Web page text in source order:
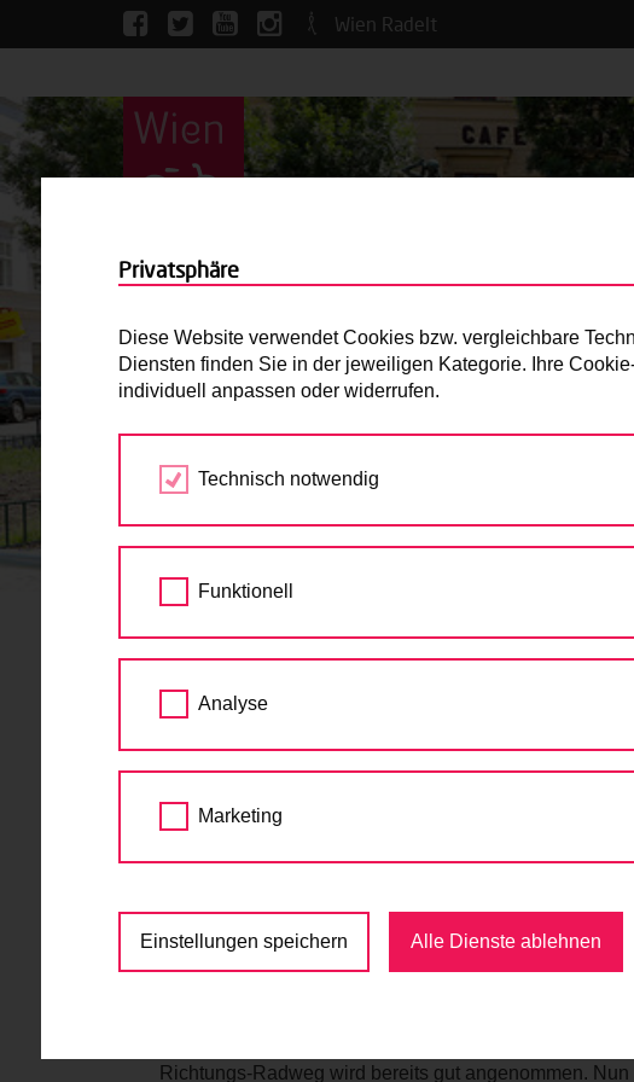
Wien Radelt
STARTSEITE AKTUELLES AB SOMMER
Ab Sommer
auf Wiedner Hauptstraße
10.03.2026
Radverbindung vom Karlsplatz bis zum
Zwischen Johann-Strauß-Gasse und Hartmanngasse
Radweg gebaut – als Teil der neuen Radachse durch
Richtungs-Radweg wird bereits gut angenommen.
Privatsphäre
Diese Website verwendet Cookies bzw. vergleichbare
Diensten finden Sie in der jeweiligen Kategorie. Ihre
individuell anpassen oder widerrufen.
Technisch notwendig
Funktionell
Analyse
Marketing
Einstellungen speichern Alle Dienste ablehnen